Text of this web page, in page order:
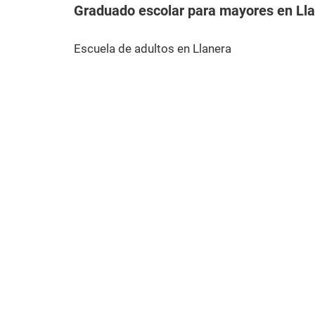
Graduado escolar para mayores en
Escuela de adultos en Llanera